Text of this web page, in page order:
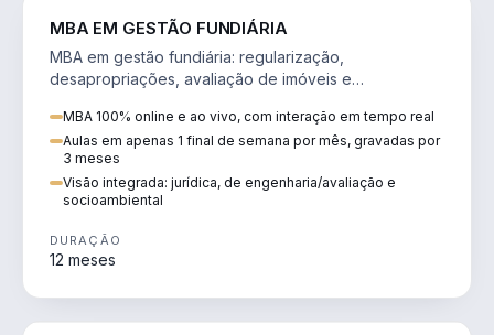
MBA EM GESTÃO FUNDIÁRIA
MBA em gestão fundiária: regularização,
desapropriações, avaliação de imóveis e
MBA 100% online e ao vivo, com interação em tempo real
Aulas em apenas 1 final de semana por mês, gravadas por
3 meses
Visão integrada: jurídica, de engenharia/avaliação e
socioambiental
DURAÇÃO
12 meses